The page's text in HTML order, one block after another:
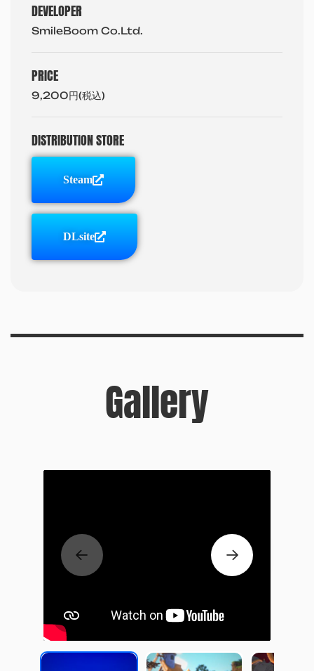
DEVELOPER
SmileBoom Co.Ltd.
PRICE
9,200円(税込)
DISTRIBUTION STORE
Steam
DLsite
Gallery